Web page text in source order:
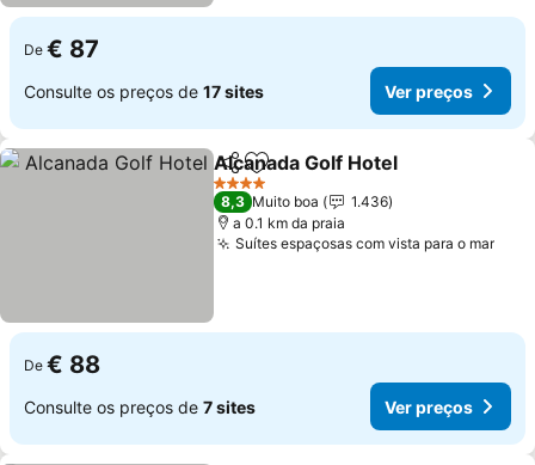
De € 87
Consulte os preços de 17 sites Ver preços
PartilharAdicionar aos favoritos
Alcanada Golf Hotel
4 Estrelas
8,3 Muito boa
1.436
a 0.1 km da praia
Suítes espaçosas com vista para o marVer
De € 88
Consulte os preços de 7 sites Ver preços